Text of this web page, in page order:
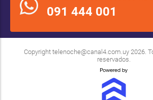
091 444 001
Copyright telenoche@canal4.com.uy2026.
reservados.